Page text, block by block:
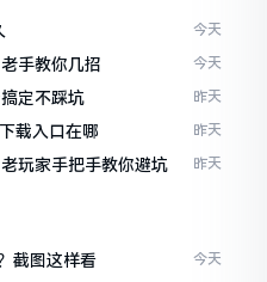
今天
手教你几招 今天
定不踩坑 昨天
载入口在哪 昨天
玩家手把手教你避坑 昨天
截图这样看 今天